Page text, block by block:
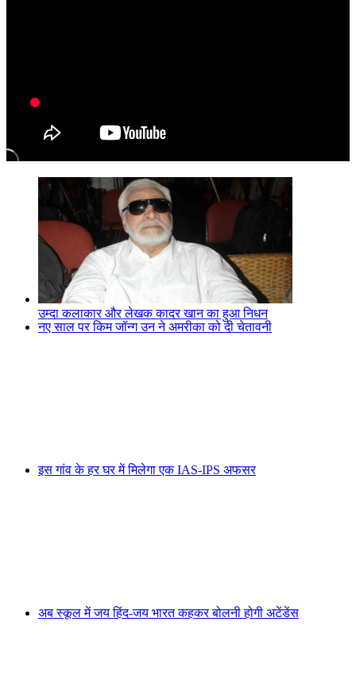
उम्दा कलाकार और लेखक कादर खान का हुआ निधन
नए साल पर किम जॉन्ग उन ने अमरीका को दी चेतावनी
इस गांव के हर घर में मिलेगा एक IAS-IPS अफसर
अब स्कूल में जय हिंद-जय भारत कहकर बोलनी होगी अटेंडेंस